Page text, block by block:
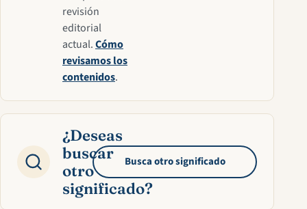
revisión
editorial
actual.Cómo
revisamos los
contenidos.
¿Deseas
buscar
otro
significado?
Busca otro significado